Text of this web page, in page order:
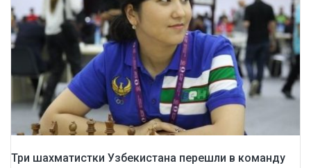
Три шахматистки Узбекистана перешли в команду